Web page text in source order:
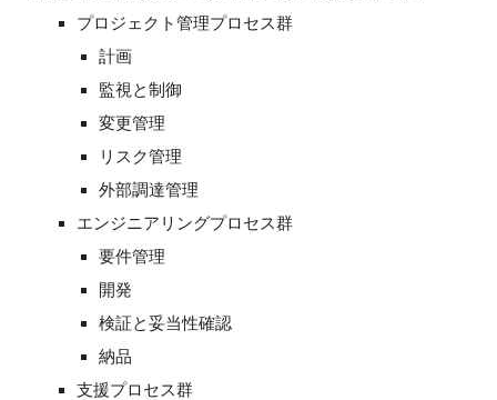
プロジェクト管理プロセス群
計画
監視と制御
変更管理
リスク管理
外部調達管理
エンジニアリングプロセス群
要件管理
開発
検証と妥当性確認
納品
支援プロセス群